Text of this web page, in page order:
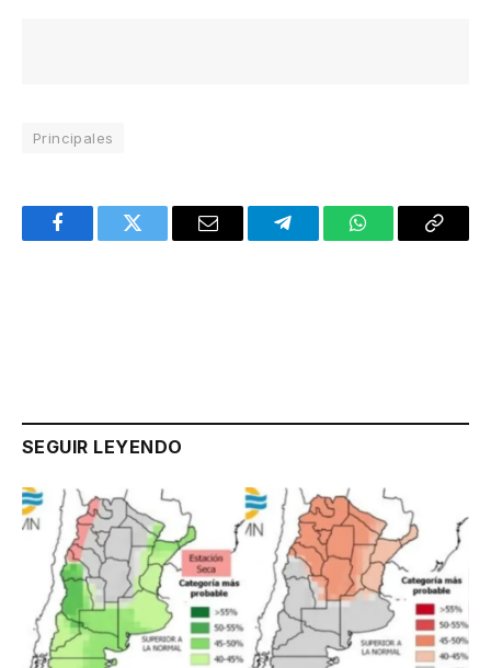
Principales
FacebookTwitter Email TelegramWhatsAppCopy
SEGUIR LEYENDO